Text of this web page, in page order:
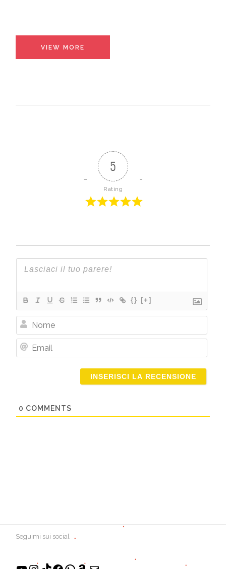
VIEW MORE
5
Rating
{} [+]
Nome
0 COMMENTS
Seguimi sui social